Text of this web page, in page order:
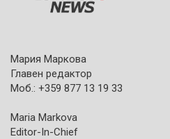
Мария Маркова
Главен редактор
Моб.: +359 877 13 19 33
Maria Markova
Editor-In-Chief